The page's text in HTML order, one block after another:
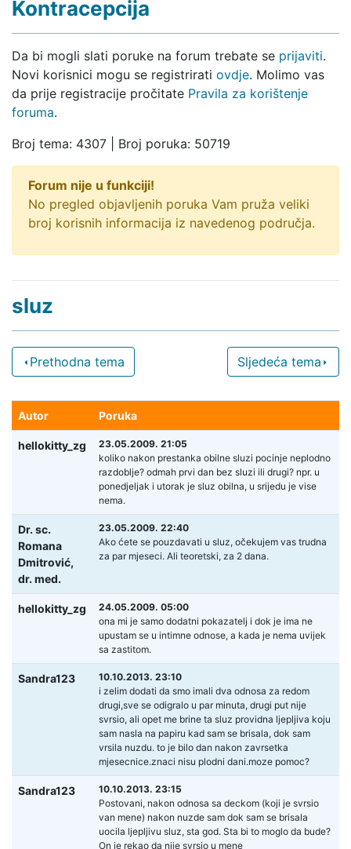
Kontracepcija
Da bi mogli slati poruke na forum trebate se prijaviti.
Novi korisnici mogu se registrirati ovdje. Molimo vas
da prije registracije pročitate Pravila za korištenje
foruma.
Broj tema: 4307 | Broj poruka: 50719
Forum nije u funkciji!
No pregled objavljenih poruka Vam pruža veliki
broj korisnih informacija iz navedenog područja.
sluz
Prethodna tema Sljedeća tema
Autor Poruka
hellokitty_zg
23.05.2009. 21:05
koliko nakon prestanka obilne sluzi pocinje neplodno
razdoblje? odmah prvi dan bez sluzi ili drugi? npr. u
ponedjeljak i utorak je sluz obilna, u srijedu je vise
nema.
Dr. sc.
Romana
Dmitrović,
dr. med.
23.05.2009. 22:40
Ako ćete se pouzdavati u sluz, očekujem vas trudna
za par mjeseci. Ali teoretski, za 2 dana.
hellokitty_zg
24.05.2009. 05:00
ona mi je samo dodatni pokazatelj i dok je ima ne
upustam se u intimne odnose, a kada je nema uvijek
sa zastitom.
Sandra123
10.10.2013. 23:10
i zelim dodati da smo imali dva odnosa za redom
drugi,sve se odigralo u par minuta, drugi put nije
svrsio, ali opet me brine ta sluz providna ljepljiva koju
sam nasla na papiru kad sam se brisala, dok sam
vrsila nuzdu. to je bilo dan nakon zavrsetka
mjesecnice.znaci nisu plodni dani.moze pomoc?
Sandra123
10.10.2013. 23:15
Postovani, nakon odnosa sa deckom (koji je svrsio
van mene) nakon nuzde sam dok sam se brisala
uocila ljepljivu sluz, sta god. Sta bi to moglo da bude?
On je rekao da nije svrsio u mene